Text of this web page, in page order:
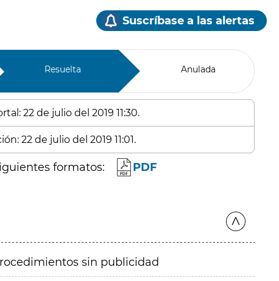
Suscríbase a las alertas
Resuelta Anulada
22 de julio del 2019 11:30.
22 de julio del 2019 11:01.
formatos: PDF
sin publicidad